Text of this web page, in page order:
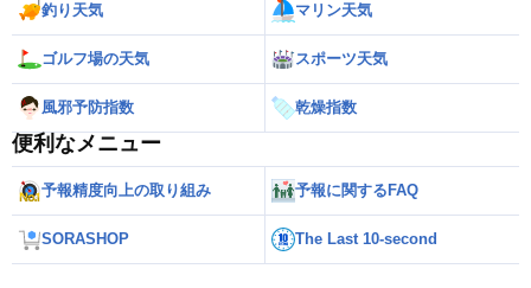
釣り天気 マリン天気
ゴルフ場の天気 スポーツ天気
風邪予防指数 乾燥指数
便利なメニュー
予報精度向上の取り組み 予報に関するFAQ
SORASHOP The Last 10-second